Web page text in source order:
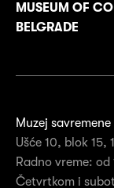
MUSEUM OF
BELGRADE
Muzej
Ušće 10, blok 15,
Radno vreme: od
Četvrtkom i